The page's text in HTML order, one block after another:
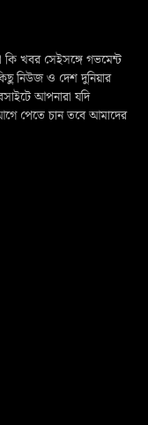
কি খবর সেইসঙ্গে গভমেন্ট
নিউজ ও দেশ দুনিয়ার
আপনারা যদি
পেতে চান তবে আমাদের